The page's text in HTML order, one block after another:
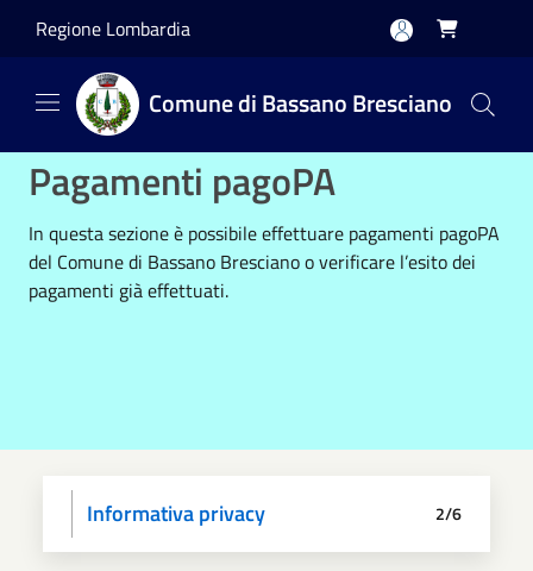
Regione Lombardia 
Comune di Bassano Bresciano
Pagamenti pagoPA
In questa sezione è possibile effettuare pagamenti pagoPA
del Comune di Bassano Bresciano o verificare l’esito dei
pagamenti già effettuati.
Scegli operazione
Informativa privacy
Scegli il pagamento
Dati anagrafici
Paga
Riepilogo 2/6